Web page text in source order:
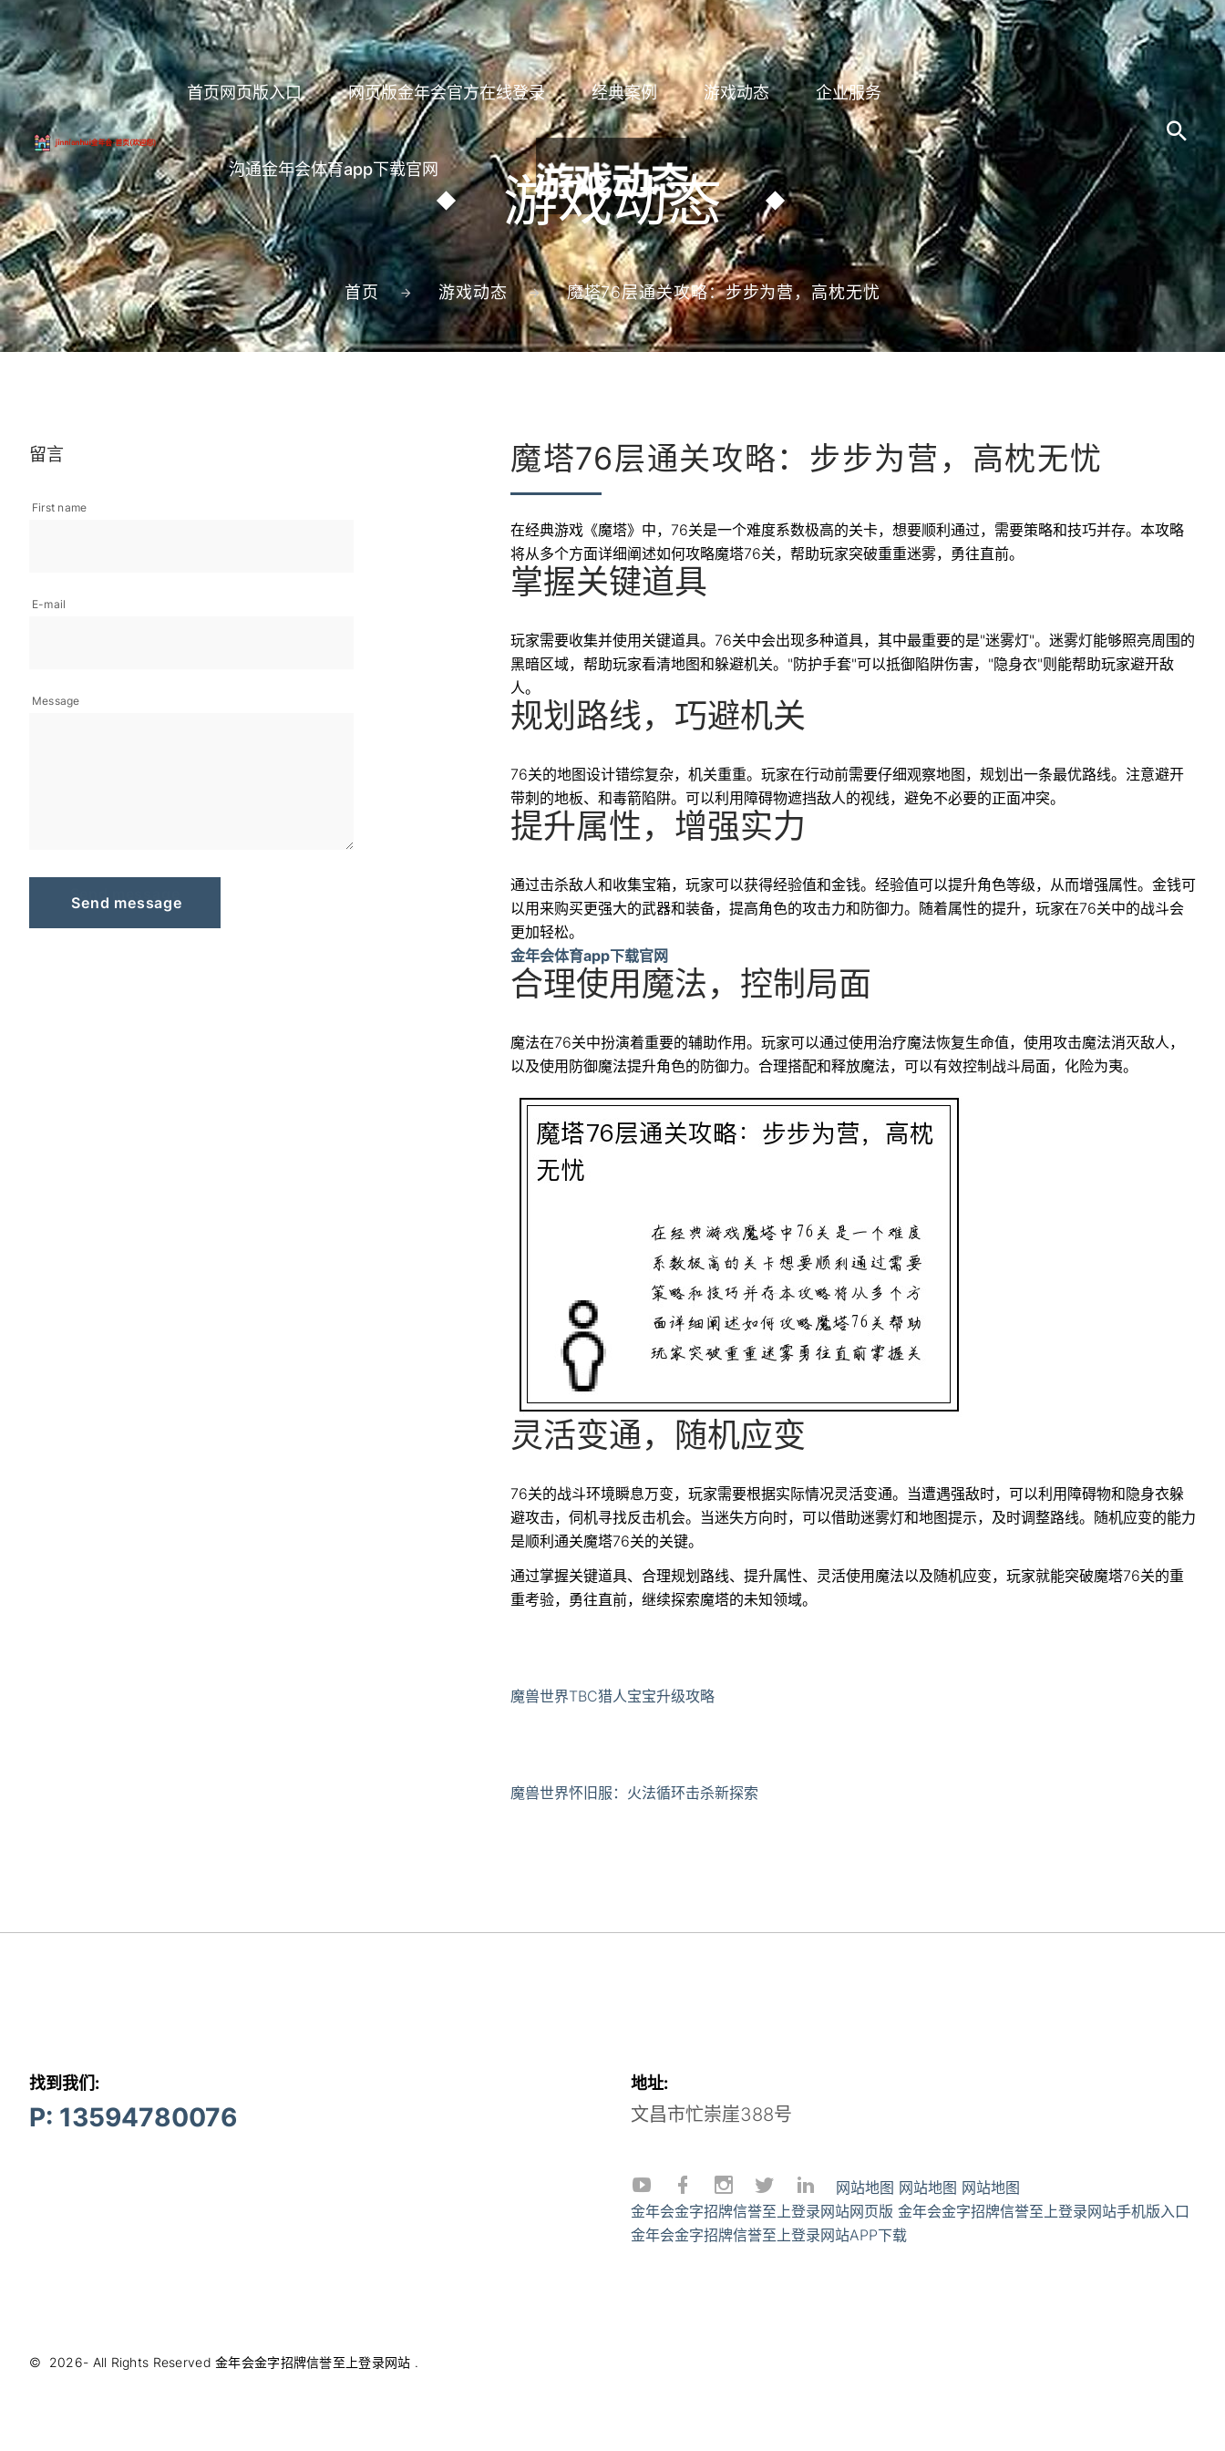
首页网页版入口 网页版金年会官方在线登录 经典案例 游戏动态 企业服务
沟通金年会体育app下载官网 游戏动态
首页 游戏动态 魔塔76层通关攻略：步步为营，高枕无忧
留言
First name
E-mail
Message
S d
Send message
魔塔76层通关攻略：步步为营，高枕无忧
在经典游戏《魔塔》中，76关是一个难度系数极高的关卡，想要顺利通过，需要策略和技巧并存。本攻略
将从多个方面详细阐述如何攻略魔塔76关，帮助玩家突破重重迷雾，勇往直前。
掌握关键道具
玩家需要收集并使用关键道具。76关中会出现多种道具，其中最重要的是"迷雾灯"。迷雾灯能够照亮周围的
黑暗区域，帮助玩家看清地图和躲避机关。"防护手套"可以抵御陷阱伤害，"隐身衣"则能帮助玩家避开敌
人。
规划路线，巧避机关
76关的地图设计错综复杂，机关重重。玩家在行动前需要仔细观察地图，规划出一条最优路线。注意避开
带刺的地板、和毒箭陷阱。可以利用障碍物遮挡敌人的视线，避免不必要的正面冲突。
提升属性，增强实力
通过击杀敌人和收集宝箱，玩家可以获得经验值和金钱。经验值可以提升角色等级，从而增强属性。金钱可
以用来购买更强大的武器和装备，提高角色的攻击力和防御力。随着属性的提升，玩家在76关中的战斗会
更加轻松。
金年会体育app下载官网
合理使用魔法，控制局面
魔法在76关中扮演着重要的辅助作用。玩家可以通过使用治疗魔法恢复生命值，使用攻击魔法消灭敌人，
以及使用防御魔法提升角色的防御力。合理搭配和释放魔法，可以有效控制战斗局面，化险为夷。
灵活变通，随机应变
76关的战斗环境瞬息万变，玩家需要根据实际情况灵活变通。当遭遇强敌时，可以利用障碍物和隐身衣躲
避攻击，伺机寻找反击机会。当迷失方向时，可以借助迷雾灯和地图提示，及时调整路线。随机应变的能力
是顺利通关魔塔76关的关键。
通过掌握关键道具、合理规划路线、提升属性、灵活使用魔法以及随机应变，玩家就能突破魔塔76关的重
重考验，勇往直前，继续探索魔塔的未知领域。
魔兽世界TBC猎人宝宝升级攻略
魔兽世界怀旧服：火法循环击杀新探索
找到我们:
P: 13594780076
地址:
文昌市忙崇崖388号
网站地图 网站地图 网站地图
金年会金字招牌信誉至上登录网站网页版 金年会金字招牌信誉至上登录网站手机版入口
金年会金字招牌信誉至上登录网站APP下载
© 2026- All Rights Reserved金年会金字招牌信誉至上登录网站 .